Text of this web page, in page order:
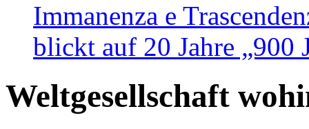
Immanenza e
blickt auf 20 Jahre „900
Weltgesellschaft